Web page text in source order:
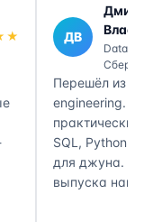
ДВ
Власов
Data
Сбер
Перешёл из
engineering.
практически
SQL, Python,
для джуна.
выпуска нашёл